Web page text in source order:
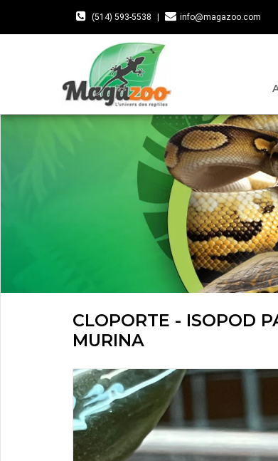
(514) 593-5538 info@magazoo.com
CLOPORTE - ISOPOD
MURINA